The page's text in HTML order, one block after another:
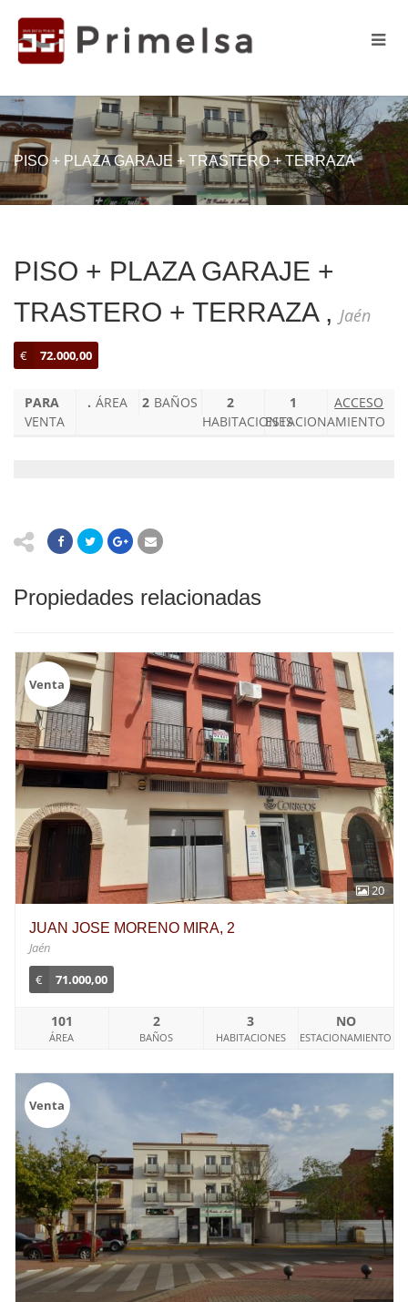
PISO + PLAZA GARAJE + TRASTERO + TERRAZA
PISO + PLAZA GARAJE +
TRASTERO + TERRAZA , Jaén
€ 72.000,00
PARA
VENTA
. ÁREA 2 BAÑOS
2
HABITACIONES
1
ESTACIONAMIENTO
ACCESO
Propiedades relacionadas
20
Venta
JUAN JOSE MORENO MIRA, 2
Jaén
€
71.000,00
101
ÁREA
2
BAÑOS
3
HABITACIONES
NO
ESTACIONAMIENTO
Venta